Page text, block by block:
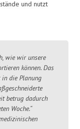
und nutzt
wie wir unsere
können. Das
in die Planung
betrug dadurch
Woche.“